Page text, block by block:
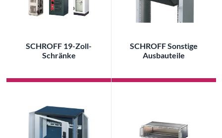
SCHROFF 19-Zoll-
Schränke
SCHROFF Sonstige
Ausbauteile